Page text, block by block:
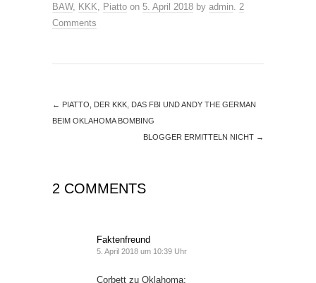
BAW, KKK Piatto on 5. April 2018 by admin 2
Comments
← PIATTO, DER KKK, DAS FBI UND ANDY THE GERMAN
BEIM OKLAHOMA BOMBING
BLOGGER ERMITTELN NICHT →
2 COMMENTS
Faktenfreund
5. April 2018 um 10:39 Uhr
Corbett zu Oklahoma: